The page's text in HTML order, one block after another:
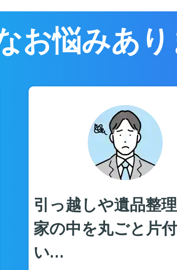
お悩みあ
引っ越しや遺品整理
家の中を丸ごと片
い…